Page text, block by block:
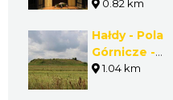
Jastrzębiu
0.82 km
Hałdy - Pola
Górnicze -
Jastrząb -
1.04 km